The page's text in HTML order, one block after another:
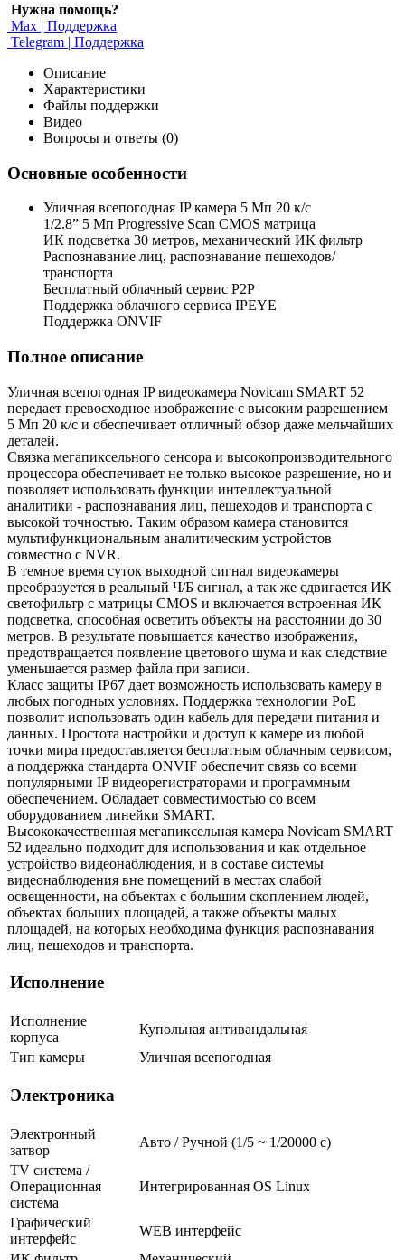
Нужна помощь?
Max | Поддержка
Telegram | Поддержка
Описание
Характеристики
Файлы поддержки
Видео
Вопросы и ответы (0)
Основные особенности
Уличная всепогодная IP камера 5 Мп 20 к/с
1/2.8” 5 Мп Progressive Scan CMOS матрица
ИК подсветка 30 метров, механический ИК фильтр
Распознавание лиц, распознавание пешеходов/
транспорта
Бесплатный облачный сервис P2P
Поддержка облачного сервиса IPEYE
Поддержка ONVIF
Полное описание
Уличная всепогодная IP видеокамера Novicam SMART 52
передает превосходное изображение с высоким разрешением
5 Мп 20 к/с и обеспечивает отличный обзор даже мельчайших
деталей.
Связка мегапиксельного сенсора и высокопроизводительного
процессора обеспечивает не только высокое разрешение, но и
позволяет использовать функции интеллектуальной
аналитики - распознавания лиц, пешеходов и транспорта с
высокой точностью. Таким образом камера становится
мультифункциональным аналитическим устройстов
совместно с NVR.
В темное время суток выходной сигнал видеокамеры
преобразуется в реальный Ч/Б сигнал, а так же сдвигается ИК
светофильтр с матрицы CMOS и включается встроенная ИК
подсветка, способная осветить объекты на расстоянии до 30
метров. В результате повышается качество изображения,
предотвращается появление цветового шума и как следствие
уменьшается размер файла при записи.
Класс защиты IP67 дает возможность использовать камеру в
любых погодных условиях. Поддержка технологии РоЕ
позволит использовать один кабель для передачи питания и
данных. Простота настройки и доступ к камере из любой
точки мира предоставляется бесплатным облачным сервисом,
а поддержка стандарта ONVIF обеспечит связь со всеми
популярными IP видеорегистраторами и программным
обеспечением. Обладает совместимостью со всем
оборудованием линейки SMART.
Высококачественная мегапиксельная камера Novicam SMART
52 идеально подходит для использования и как отдельное
устройство видеонаблюдения, и в составе системы
видеонаблюдения вне помещений в местах слабой
освещенности, на объектах с большим скоплением людей,
объектах больших площадей, а также объекты малых
площадей, на которых необходима функция распознавания
лиц, пешеходов и транспорта.
Исполнение
Исполнение
корпуса
Купольная антивандальная
Тип камеры
Уличная всепогодная
Электроника
Электронный
затвор
Авто / Ручной (1/5 ~ 1/20000 с)
TV система /
Операционная
система
Интегрированная OS Linux
Графический
интерфейс
WEB интерфейс